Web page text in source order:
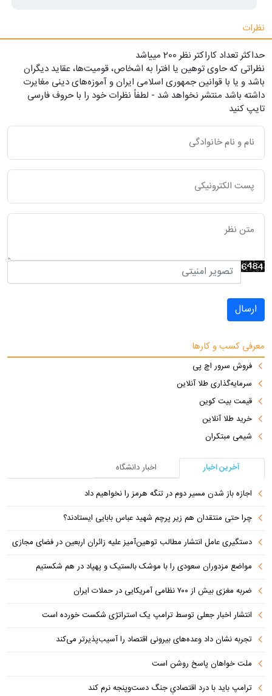
نظرات
حداکثر تعداد کاراکتر نظر 200 ميياشد
نظراتی که حاوی توهین یا افترا به اشخاص، قومیت‌ها، عقاید دیگران
باشد و یا با قوانین جمهوری اسلامی ایران و آموزه‌های دینی مغایرت
داشته باشد منتشر نخواهد شد - لطفاً نظرات خود را با حروف فارسی
تایپ کنید
ارسال
معرفی کسب و کارها
فروش سرور اچ پی
سرمایه‌گذاری طلا آنلاین
قیمت بیت کوین
خرید طلا آنلاین
شیمی مبتکران
آخرین اخبار
اخبار دانشگاه
اجازه باز شدن مسیر دوم در تنگه هرمز را نخواهیم داد
چرا حتی منتقدان هم زیر پرچم شهید عباس بابایی ایستادند؟
دستگیری عامل انتشار مطالب توهین‌آمیز علیه زائران اربعین در فضای مجازی
مواضع مزدوران سعودی را با موشک بالستیک و پهپاد در هم شکستیم
ضربه مغزی بیش از ۷۰۰ نظامی آمریکایی در حملات ایران
انتشار اخبار جعلی توسط ترامپ یک استراتژی شکست خورده است
تجربه نشان داد وعده‌های بیرونی اقتصاد را آسیب‌پذیرتر می‌کند
ملت خواهان پاسخ روشن است
ترامپ باید با درد اقتصادیِ جنگ دست‌و‌پنجه نرم کند